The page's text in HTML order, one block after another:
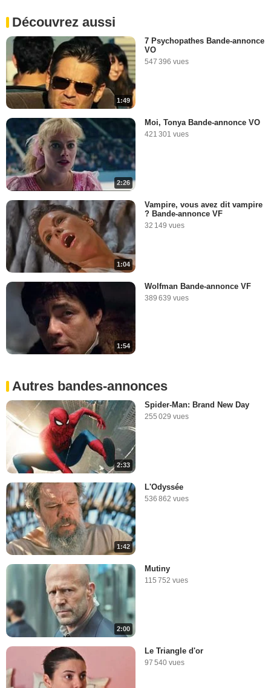
Découvrez aussi
1:49
7 Psychopathes Bande-annonce
VO
547 396 vues
2:26
Moi, Tonya Bande-annonce VO
421 301 vues
1:04
Vampire, vous avez dit vampire
? Bande-annonce VF
32 149 vues
1:54
Wolfman Bande-annonce VF
389 639 vues
Autres bandes-annonces
2:33
Spider-Man: Brand New Day
255 029 vues
1:42
L'Odyssée
536 862 vues
2:00
Mutiny
115 752 vues
Le Triangle d'or
97 540 vues